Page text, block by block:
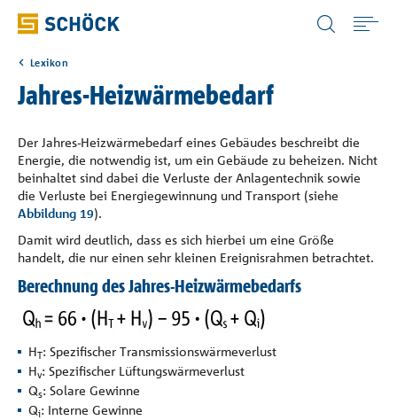
Produkte
Digitale Lösungen
Downloads
Wissen
Referenzen
Germany (DE) Deutsch
Lexikon
Jahres-Heizwärmebedarf
Der Jahres-Heizwärmebedarf eines Gebäudes beschreibt die
Energie, die notwendig ist, um ein Gebäude zu beheizen. Nicht
beinhaltet sind dabei die Verluste der Anlagentechnik sowie
die Verluste bei Energiegewinnung und Transport (siehe
Abbildung 19).
Damit wird deutlich, dass es sich hierbei um eine Größe
handelt, die nur einen sehr kleinen Ereignisrahmen betrachtet.
Berechnung des Jahres-Heizwärmebedarfs
HT: Spezifischer Transmissionswärmeverlust
Hv: Spezifischer Lüftungswärmeverlust
Qs: Solare Gewinne
Qi: Interne Gewinne